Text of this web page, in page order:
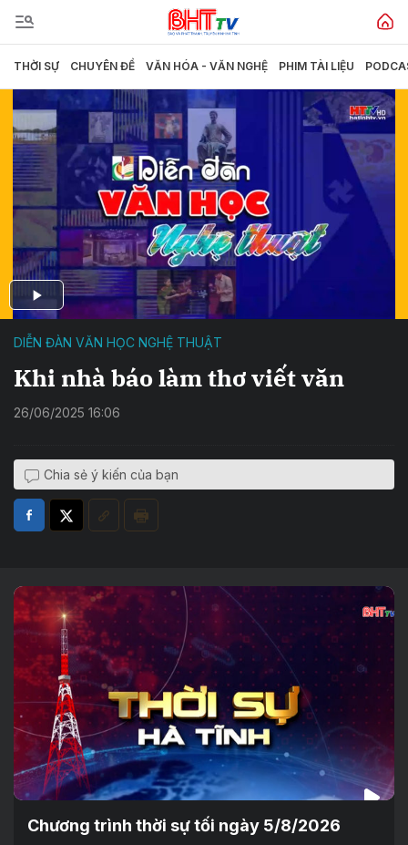
THỜI SỰ CHUYÊN ĐỀ VĂN HÓA - VĂN NGHỆ PHIM TÀI LIỆU
DIỄN ĐÀN VĂN HỌC NGHỆ THUẬT
Khi nhà báo làm thơ viết văn
26/06/2025 16:06
Chia sẻ ý kiến của bạn
Chương trình thời sự tối ngày 5/8/2026